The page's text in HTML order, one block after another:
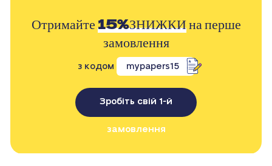
Отримайте15%ЗНИЖКИна перше
замовлення
з кодом mypapers15
Зробіть свій 1-й
замовлення